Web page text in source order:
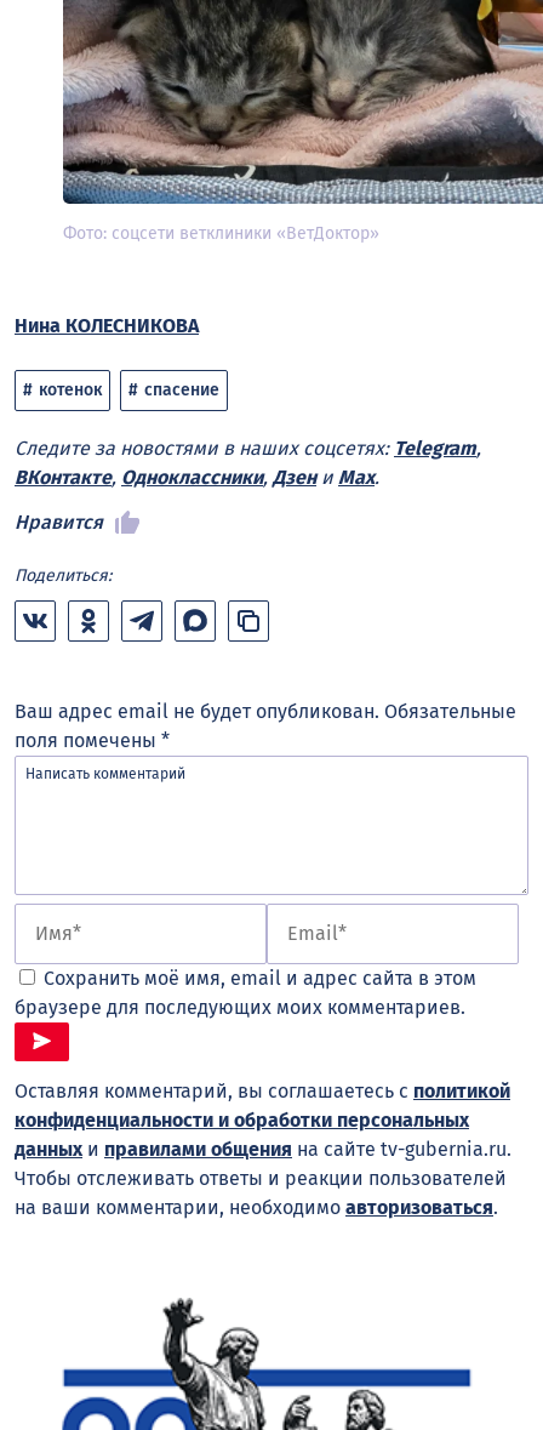
Фото: соцсети ветклиники «ВетДоктор»
Нина КОЛЕСНИКОВА
котенок спасение
Следите за новостями в наших соцсетях: Telegram,
ВКонтакте, Одноклассники, Дзени Max.
Нравится
Поделиться:
Ваш адрес email не будет опубликован. Обязательные
поля помечены *
Сохранить моё имя, email и адрес сайта в этом
браузере для последующих моих комментариев.
Оставляя комментарий, вы соглашаетесь с политикой
конфиденциальности и обработки персональных
данных и правилами общения на сайте tv-gubernia.ru.
Чтобы отслеживать ответы и реакции пользователей
на ваши комментарии, необходимо авторизоваться.